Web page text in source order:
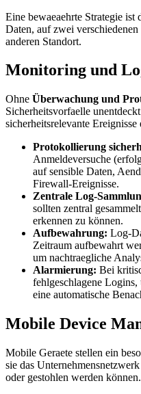
Eine bewaeaehrte Strategie ist
Daten, auf zwei
anderen Standort.
Monitoring und
Ohne Überwachung und
Sicherheitsvorfaelle
sicherheitsrelevante
Protokollierung
Anmeldeversuche
auf sensible Daten,
Firewall-Ereignisse.
Zentrale Log-
sollten zentral
erkennen zu können.
Aufbewahrung: Log-
Zeitraum aufbewahrt
um nachtraegliche
Alarmierung: Bei
fehlgeschlagene
eine automatische
Mobile Device
Mobile Geraete stellen ein
sie das
oder gestohlen werden